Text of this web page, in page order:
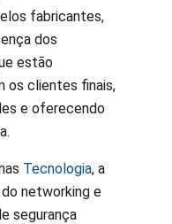
fabricantes,
dos
estão
os clientes finais,
e oferecendo
Tecnologia, a
networking e
segurança